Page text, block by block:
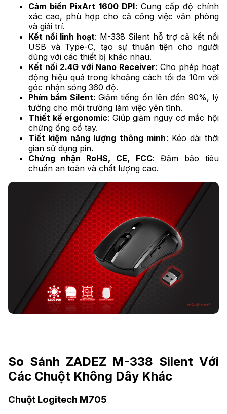
Cảm biến PixArt 1600 DPI: Cung cấp độ chính
xác cao, phù hợp cho cả công việc văn phòng
và giải trí.
Kết nối linh hoạt: M-338 Silent hỗ trợ cả kết nối
USB và Type-C, tạo sự thuận tiện cho người
dùng với các thiết bị khác nhau.
Kết nối 2.4G với Nano Receiver: Cho phép hoạt
động hiệu quả trong khoảng cách tối đa 10m với
góc nhận sóng 360 độ.
Phím bấm Silent: Giảm tiếng ồn lên đến 90%, lý
tưởng cho môi trường làm việc yên tĩnh.
Thiết kế ergonomic: Giúp giảm nguy cơ mắc hội
chứng ống cổ tay.
Tiết kiệm năng lượng thông minh: Kéo dài thời
gian sử dụng pin.
Chứng nhận RoHS, CE, FCC: Đảm bảo tiêu
chuẩn an toàn và chất lượng cao.
So Sánh ZADEZ M-338 Silent Với
Các Chuột Không Dây Khác
Chuột Logitech M705